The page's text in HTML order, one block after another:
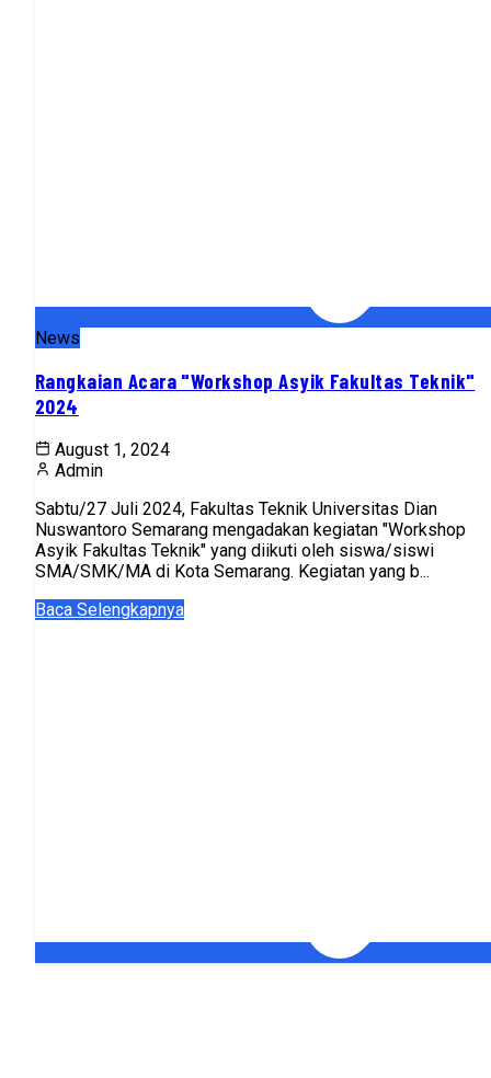
News
Rangkaian Acara "Workshop Asyik Fakultas Teknik"
2024
August 1, 2024
Admin
Sabtu/27 Juli 2024, Fakultas Teknik Universitas Dian
Nuswantoro Semarang mengadakan kegiatan "Workshop
Asyik Fakultas Teknik" yang diikuti oleh siswa/siswi
SMA/SMK/MA di Kota Semarang. Kegiatan yang b...
Baca Selengkapnya